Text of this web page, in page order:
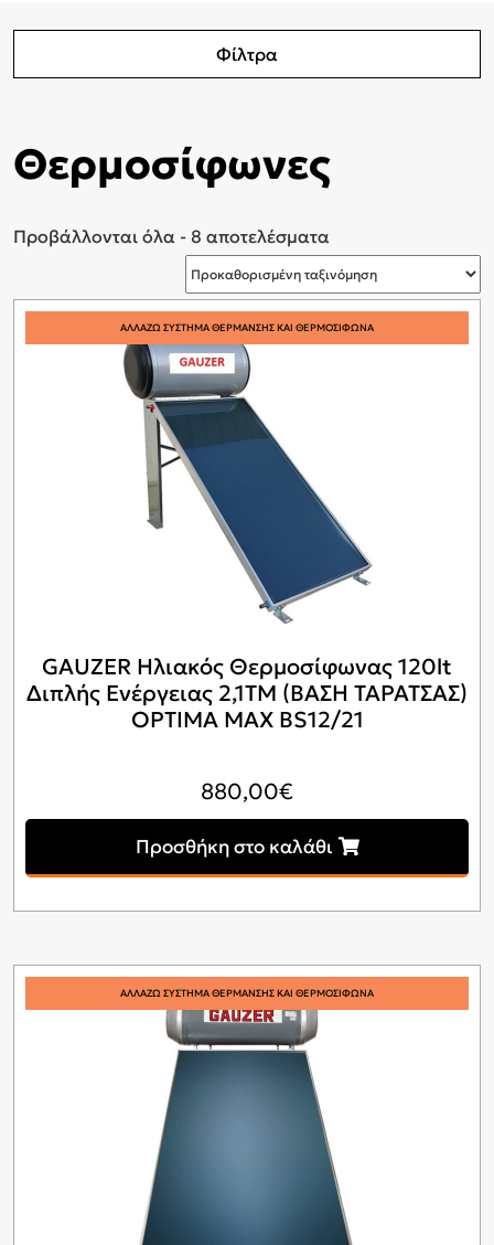
Φίλτρα
Θερμοσίφωνες
Προβάλλονται όλα - 8 αποτελέσματα
ΑΛΛΑΖΩ ΣΥΣΤΗΜΑ ΘΕΡΜΑΝΣΗΣ ΚΑΙ ΘΕΡΜΟΣΙΦΩΝΑ
GAUZER Ηλιακός Θερμοσίφωνας 120lt
Διπλής Ενέργειας 2,1ΤΜ (ΒΑΣΗ ΤΑΡΑΤΣΑΣ)
OPTIMA MAX BS12/21
880,00€
Προσθήκη στο καλάθι
ΑΛΛΑΖΩ ΣΥΣΤΗΜΑ ΘΕΡΜΑΝΣΗΣ ΚΑΙ ΘΕΡΜΟΣΙΦΩΝΑ